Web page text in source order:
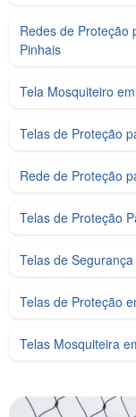
Redes de Proteção
Pinhais
Tela Mosquiteiro
Telas de Proteção
Rede de Proteção
Telas de Proteção
Telas de
Telas de Proteção
Telas Mosquiteira